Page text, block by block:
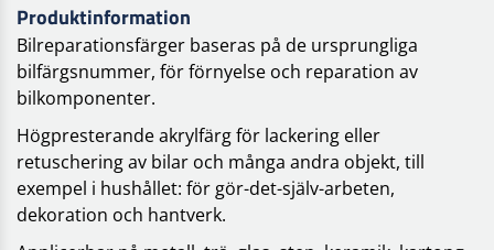
Produktinformation
Bilreparationsfärger baseras på de ursprungliga
bilfärgsnummer, för förnyelse och reparation av
bilkomponenter.
Högpresterande akrylfärg för lackering eller
retuschering av bilar och många andra objekt, till
exempel i hushållet: för gör-det-själv-arbeten,
dekoration och hantverk.